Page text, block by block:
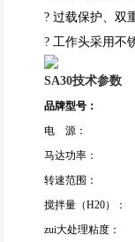
? 过载保护、双
? 工作头采用不
SA30技术参数
品牌型号：
电 源：
马达功率：
转速范围：
搅拌量（H20）：
zui大处理粘度：